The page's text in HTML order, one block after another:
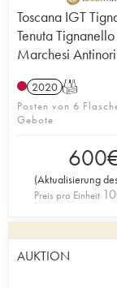
Toscana IGT
Tenuta
Marchesi Antinori
2020 T
Posten von 6
Gebote
600
(Aktualisierung
Preis pro Einheit
AUKTION